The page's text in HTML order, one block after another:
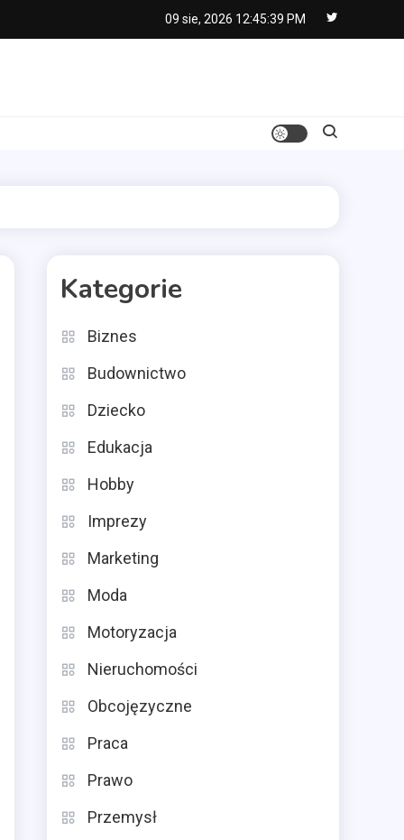
09 sie, 2026 12:45:40 PM
Kategorie
Biznes
Budownictwo
Dziecko
Edukacja
Hobby
Imprezy
Marketing
Moda
Motoryzacja
Nieruchomości
Obcojęzyczne
Praca
Prawo
Przemysł